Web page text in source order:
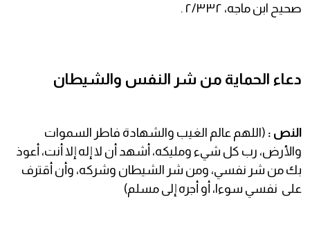
صحيح ابن ماجه، ٢/٣٣٢ .
دعاء الحماية من شر النفس والشيطان
النص : (اللهم عالم الغيب والشهادة فاطر السموات
والأرض، رب كل شيء ومليكه، أشهد أن لا إله إلا أنت، أعوذ
بك من شر نفسي، ومن شر الشيطان وشركه، وأن أقترف
على نفسي سوءا، أو أجره إلى مسلم)